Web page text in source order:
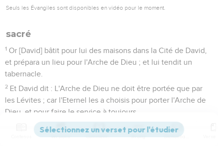
Seuls les Évangiles sont disponibles en vidéo pour le moment.
sacré
1 Or [David] bâtit pour lui des maisons dans la Cité de David,
et prépara un lieu pour l'Arche de Dieu ; et lui tendit un
tabernacle.
2 Et David dit : L'Arche de Dieu ne doit être portée que par
les Lévites ; car l'Eternel les a choisis pour porter l'Arche de
Dieu, et pour faire le service à toujours.
David donc assembla tous ceux d'Israël à Jérusalem, pour
amener l'Arche de l'Eternel dans le lieu qu'il lui avait préparé.
Versions Commentaires Strong